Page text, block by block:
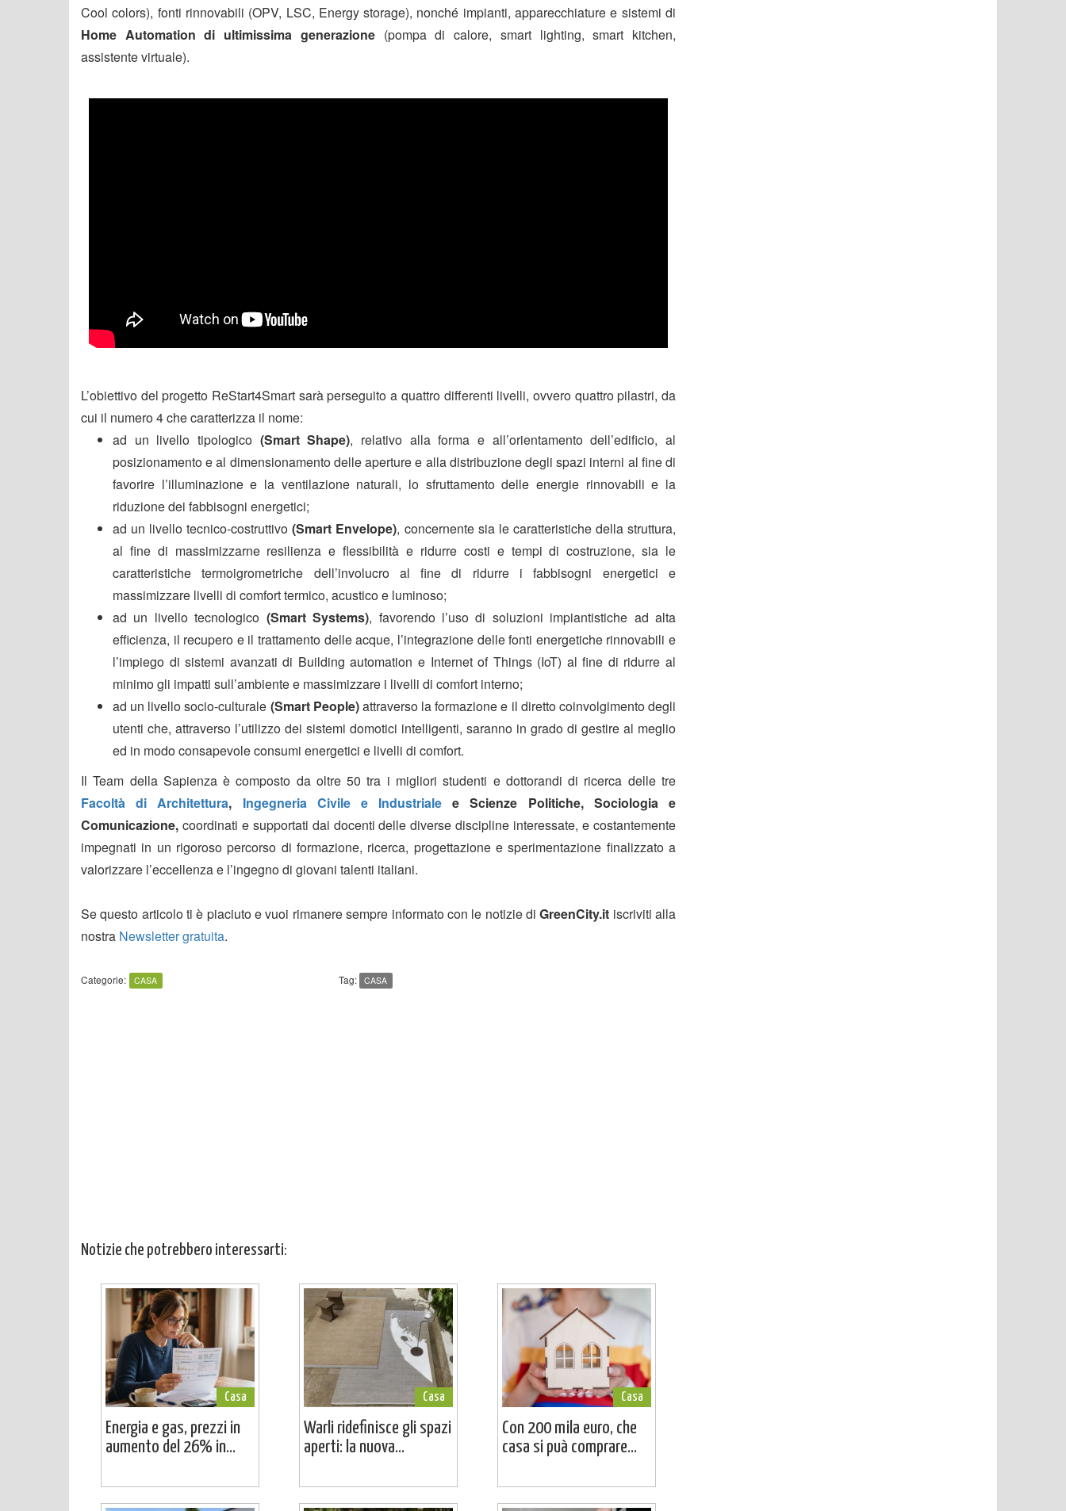
Cool colors), fonti rinnovabili (OPV, LSC, Energy storage), nonché impianti, apparecchiature e sistemi di
Home Automation di ultimissima generazione(pompa di calore, smart lighting, smart kitchen,
assistente virtuale).
L’obiettivo del progetto ReStart4Smart sarà perseguito a quattro differenti livelli, ovvero quattro pilastri, da
cui il numero 4 che caratterizza il nome:
ad un livello tipologico (Smart Shape), relativo alla forma e all’orientamento dell’edificio, al
posizionamento e al dimensionamento delle aperture e alla distribuzione degli spazi interni al fine di
favorire l’illuminazione e la ventilazione naturali, lo sfruttamento delle energie rinnovabili e la
riduzione dei fabbisogni energetici;
ad un livello tecnico-costruttivo(Smart Envelope), concernente sia le caratteristiche della struttura,
al fine di massimizzarne resilienza e flessibilità e ridurre costi e tempi di costruzione, sia le
caratteristiche termoigrometriche dell’involucro al fine di ridurre i fabbisogni energetici e
massimizzare livelli di comfort termico, acustico e luminoso;
ad un livello tecnologico (Smart Systems), favorendo l’uso di soluzioni impiantistiche ad alta
efficienza, il recupero e il trattamento delle acque, l’integrazione delle fonti energetiche rinnovabili e
l’impiego di sistemi avanzati di Building automation e Internet of Things (IoT) al fine di ridurre al
minimo gli impatti sull’ambiente e massimizzare i livelli di comfort interno;
ad un livello socio-culturale (Smart People)attraverso la formazione e il diretto coinvolgimento degli
utenti che, attraverso l’utilizzo dei sistemi domotici intelligenti, saranno in grado di gestire al meglio
ed in modo consapevole consumi energetici e livelli di comfort.
Il Team della Sapienza è composto da oltre 50 tra i migliori studenti e dottorandi di ricerca delle tre
Facoltà di Architettura, Ingegneria Civile e Industriale e Scienze Politiche, Sociologia e
Comunicazione, coordinati e supportati dai docenti delle diverse discipline interessate, e costantemente
impegnati in un rigoroso percorso di formazione, ricerca, progettazione e sperimentazione finalizzato a
valorizzare l’eccellenza e l’ingegno di giovani talenti italiani.
Se questo articolo ti è piaciuto e vuoi rimanere sempre informato con le notizie diGreenCity.it iscriviti alla
nostra Newsletter gratuita.
Categorie: CASA Tag: CASA
Notizie che potrebbero interessarti:
Casa
Energia e gas, prezzi in
aumento del 26% in...
Casa
Warli ridefinisce gli spazi
aperti: la nuova...
Casa
Con 200 mila euro, che
casa si puà comprare...